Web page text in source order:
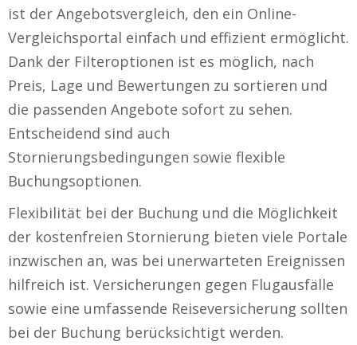
ist der Angebotsvergleich, den ein Online-
Vergleichsportal einfach und effizient ermöglicht.
Dank der Filteroptionen ist es möglich, nach
Preis, Lage und Bewertungen zu sortieren und
die passenden Angebote sofort zu sehen.
Entscheidend sind auch
Stornierungsbedingungen sowie flexible
Buchungsoptionen.
Flexibilität bei der Buchung und die Möglichkeit
der kostenfreien Stornierung bieten viele Portale
inzwischen an, was bei unerwarteten Ereignissen
hilfreich ist. Versicherungen gegen Flugausfälle
sowie eine umfassende Reiseversicherung sollten
bei der Buchung berücksichtigt werden.